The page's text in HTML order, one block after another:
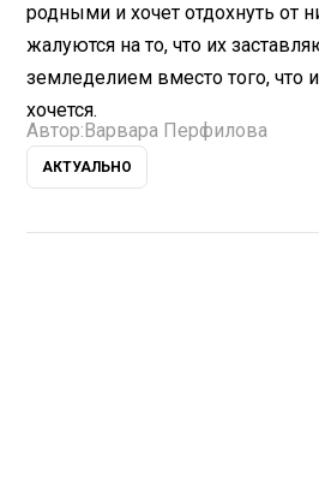
родными и хочет отдохнуть от
жалуются на то, что их
земледелием вместо того, что
хочется.
Автор:Варвара Перфилова
АКТУАЛЬНО